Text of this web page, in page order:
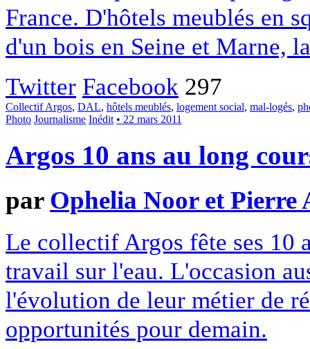
France. D'hôtels meublés en
d'un bois en Seine et Marne,
Twitter Facebook 297
Collectif Argos, DAL, hôtels meublés, logement social, mal-logés,
Photo Journalisme Inédit • 22 mars 2011
Argos 10 ans au long
par Ophelia Noor et Pierre
Le collectif Argos fête ses 10
travail sur l'eau. L'occasion
l'évolution de leur métier de
opportunités pour demain.